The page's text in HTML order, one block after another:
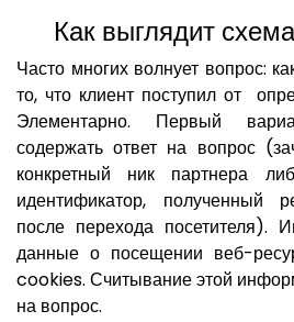
Как выглядит
Часто многих волнует вопрос:
то, что клиент поступил от
Элементарно. Первый
содержать ответ на вопрос
конкретный ник партнера
идентификатор, полученный
после перехода
данные о посещении веб-
cookies. Считывание этой
на вопрос.